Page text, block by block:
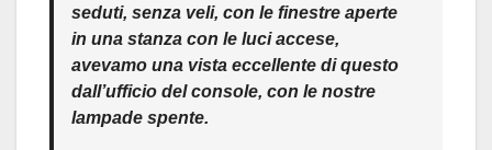
seduti, senza veli, con le finestre aperte
in una stanza con le luci accese,
avevamo una vista eccellente di questo
dall’ufficio del console, con le nostre
lampade spente.